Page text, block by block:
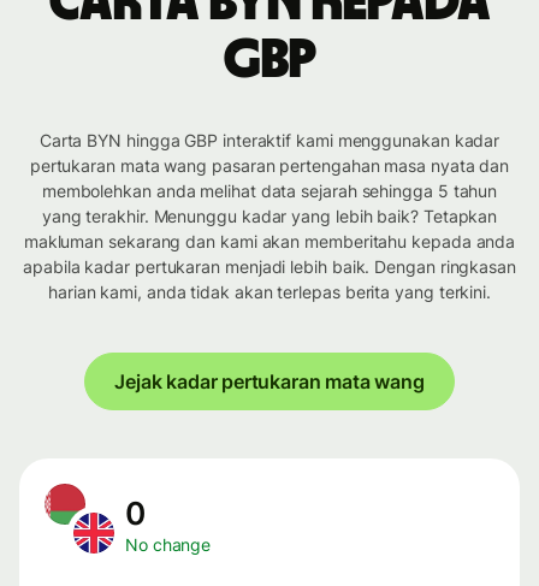
GBP
Carta BYN hingga GBP interaktif kami menggunakan kadar
pertukaran mata wang pasaran pertengahan masa nyata dan
membolehkan anda melihat data sejarah sehingga 5 tahun
yang terakhir. Menunggu kadar yang lebih baik? Tetapkan
makluman sekarang dan kami akan memberitahu kepada anda
apabila kadar pertukaran menjadi lebih baik. Dengan ringkasan
harian kami, anda tidak akan terlepas berita yang terkini.
Jejak kadar pertukaran mata wang
0
No change